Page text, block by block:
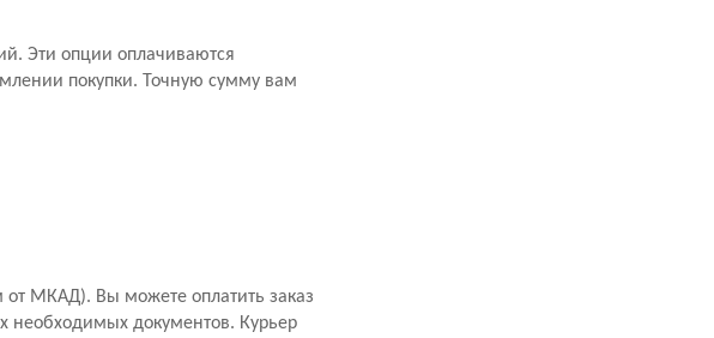
Эти опции оплачиваются
покупки. Точную сумму вам
МКАД). Вы можете оплатить заказ
необходимых документов. Курьер